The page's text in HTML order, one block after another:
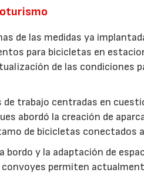
de las medidas ya
para bicicletas en
de las condiciones
trabajo centradas en
abordó la creación de
de bicicletas conectados
bordo y la adaptación de
permiten